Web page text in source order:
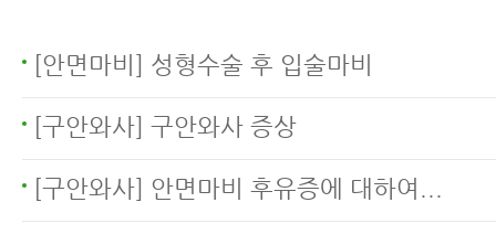
종류
[안면마비] 성형수술 후 입술마비
[구안와사] 구안와사 증상
[구안와사] 안면마비 후유증에 대하여...